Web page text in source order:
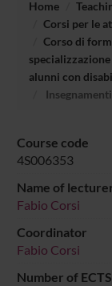
Home
Corsi per le
Corso di
alunni con
Insegnamenti
Course code
4S006353
Name of
Fabio Corsi
Coordinator
Fabio Corsi
Number of